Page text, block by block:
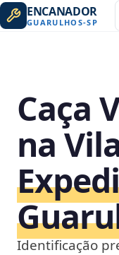
ENCANADOR
GUARULHOS-SP
Caça
na
Identificação